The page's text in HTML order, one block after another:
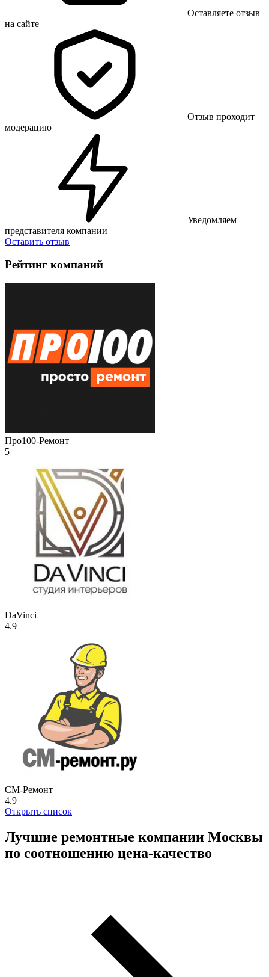
Оставляете отзыв
на сайте
Отзыв проходит
модерацию
Уведомляем
представителя компании
Оставить отзыв
Рейтинг компаний
Про100-Ремонт
5
DaVinci
4.9
СМ-Ремонт
4.9
Открыть список
Лучшие ремонтные компании Москвы
по соотношению цена-качество